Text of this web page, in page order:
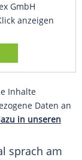
GmbH
anzeigen
Inhalte
Daten an
in unseren
sprach am